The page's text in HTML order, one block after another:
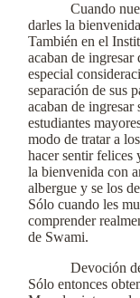
Cuando
darles la
También en el
acaban de ingresar
especial
separación de sus
acaban de ingresar
estudiantes
modo de tratar a
hacer sentir felices
la bienvenida con
albergue y se los
Sólo cuando les
comprender
de Swami.
Devoción
Sólo entonces